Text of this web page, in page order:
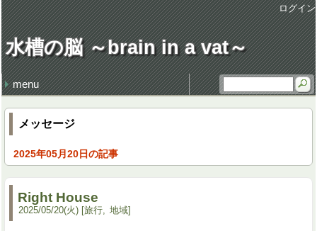
ログイン
水槽の脳 ～brain in a vat～
menu
最近の記事
損得勘定
地獄の行軍
earworm
休日飲み
3代目クラウン
最近のコメント
謹賀新年 system admin
タグ健康・病気 (106)
仕事 (35)
職場 (21)
意見 (9)
食 (59)
時事 (37)
交通 (14)
地域 (62)
映画 (23)
音楽 (35)
趣味 (36)
書籍 (4)
宇宙 (8)
家族 (45)
文化 (69)
その他 (20)
デザイン (8)
流行 (7)
住 (6)
レトロ (27)
技術 (22)
言葉 (9)
季節 (19)
行事 (20)
生活 (39)
天気・気象 (12)
酒 (14)
精神 (46)
自然 (8)
モノ・道具 (8)
歴史 (15)
政治 (4)
旅行 (31)
文学 (1)
植物 (3)
スポーツ (6)
思い出 (2)
メッセージ
2025年05月20日の記事
Right House
2025/05/20(火) 旅行 地域